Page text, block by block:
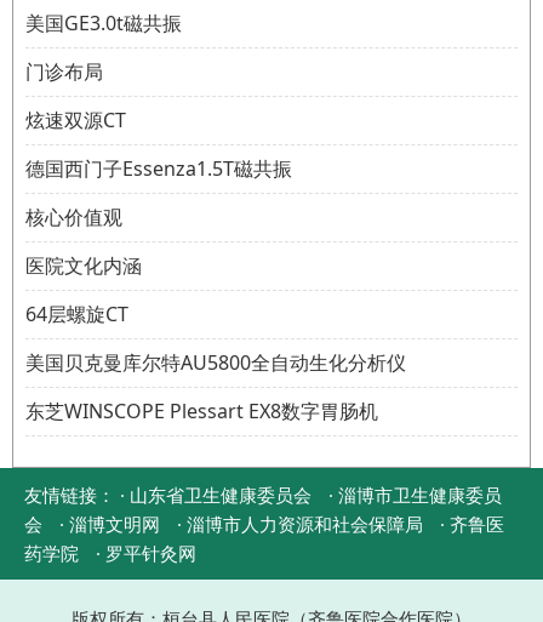
美国GE3.0t磁共振
门诊布局
炫速双源CT
德国西门子Essenza1.5T磁共振
核心价值观
医院文化内涵
64层螺旋CT
美国贝克曼库尔特AU5800全自动生化分析仪
东芝WINSCOPE Plessart EX8数字胃肠机
友情链接： · 山东省卫生健康委员会
· 淄博市卫生健康委员
会
· 淄博文明网 · 淄博市人力资源和社会保障局
· 齐鲁医
药学院
· 罗平针灸网